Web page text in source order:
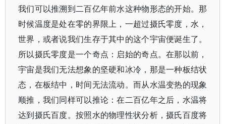
我们可以推溯到二百亿年前水这种物形态的开始。那
时候温度是处在零的界限上，一超过摄氏零度，水，
世界，或者说我们生存于其中的这个宇宙便诞生了。
所以摄氏零度是一个奇点：启始的奇点。在那以前，
宇宙是我们无法想象的坚硬和冰冷，那是一种板结状
态，在板结中，时间无法流动。而从水温变热的现象
顺推，我们同样可以推论：在二百亿年之后，水温将
达到摄氏百度。按照水的物理性状分析，摄氏百度将